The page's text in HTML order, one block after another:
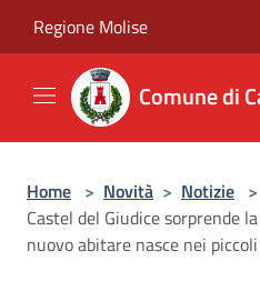
Regione Molise
Comune di
Home > Novità > Notizie >
Castel del Giudice sorprende
nuovo abitare nasce nei